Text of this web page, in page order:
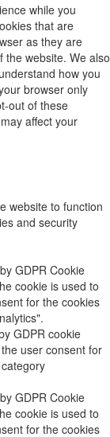
while you
that are
as they are
the website. We also
how you
browser only
out of these
affect your
website to function
and security
GDPR Cookie
cookie is used to
for the cookies
GDPR cookie
user consent for
GDPR Cookie
cookie is used to
for the cookies